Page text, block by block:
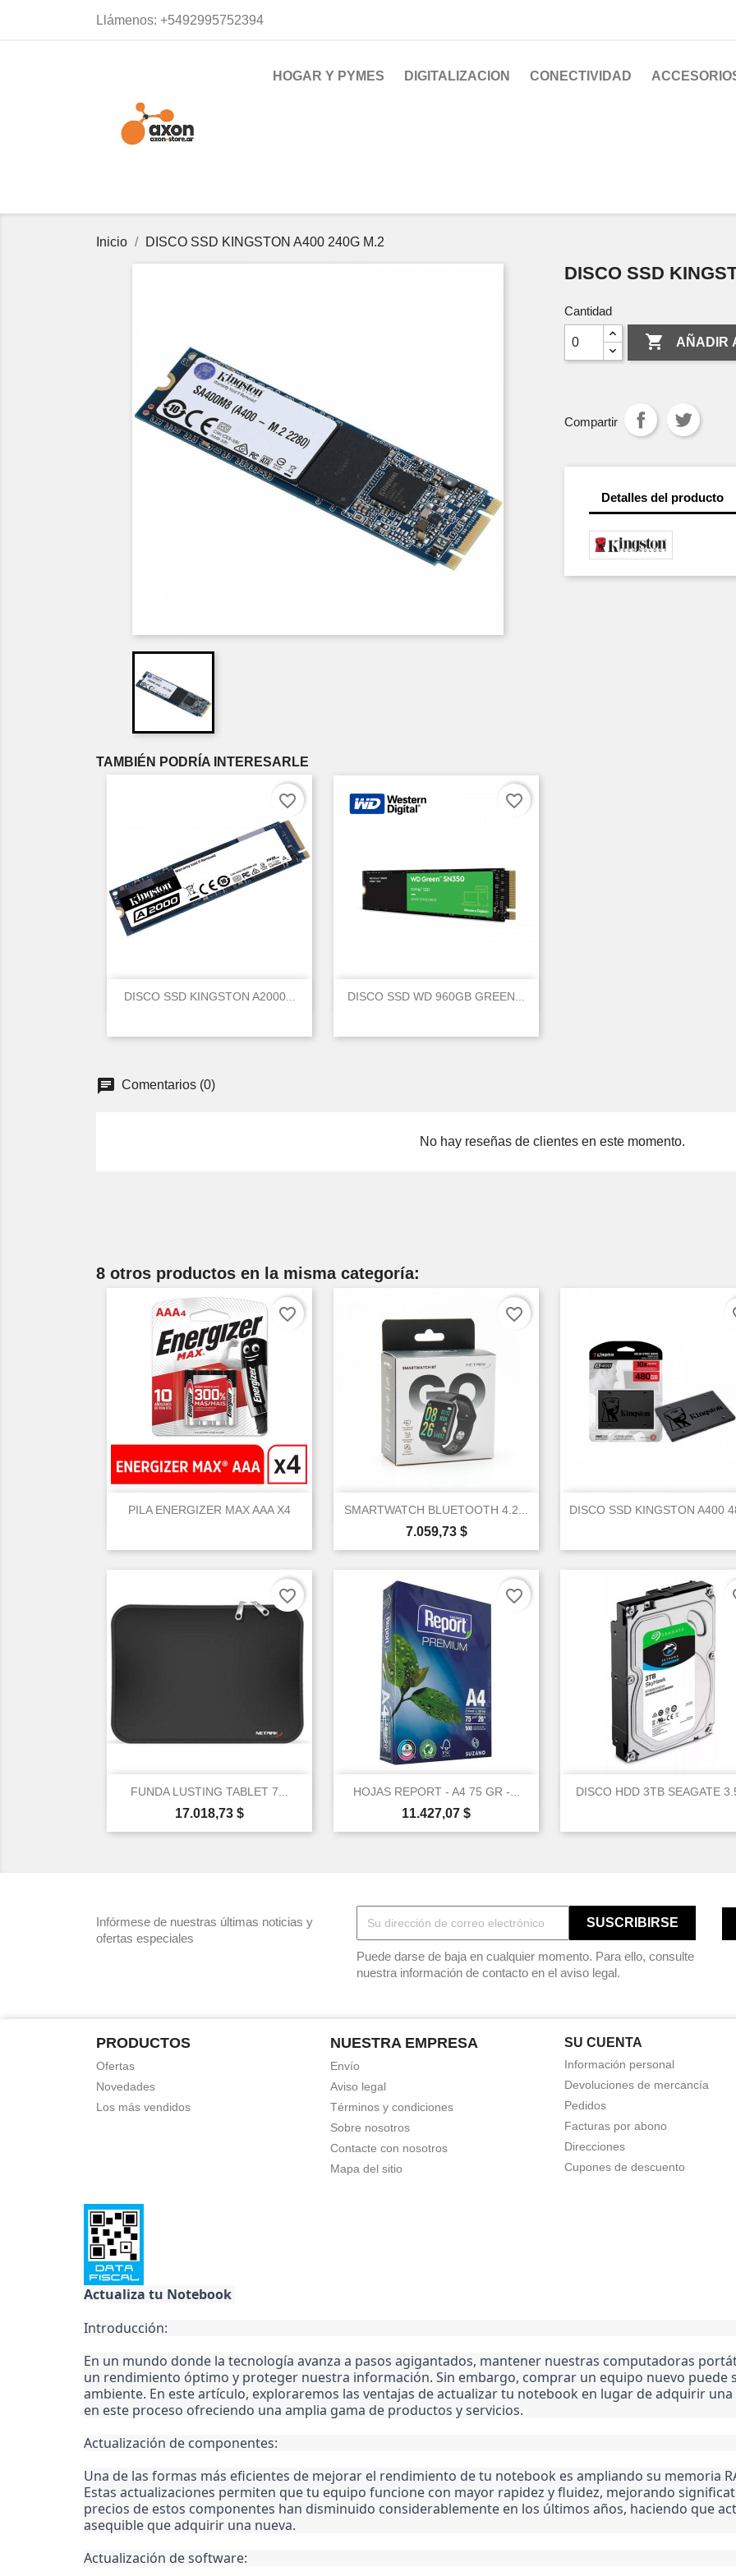
Llámenos: +5492995752394
HOGAR Y PYMES DIGITALIZACION CONECTIVIDAD
Inicio DISCO SSD KINGSTON A400 240G M.2
DISCO SSD
Cantidad
 AÑADIR
Compartir
Detalles del producto
TAMBIÉN PODRÍA INTERESARLE
DISCO SSD KINGSTON A2000...
Vista rápida
favorite_border
DISCO SSD WD 960GB GREEN...
Vista rápida
favorite_border
Comentarios (0)
No hay reseñas de clientes en este momento.
8 otros productos en la misma categoría:
PILA ENERGIZER MAX AAA X4
Vista rápida
favorite_border
SMARTWATCH BLUETOOTH 4.2...
Precio
7.059,73 $
Vista rápida
favorite_border
DISCO SSD KINGSTON A400
Vista rápida
FUNDA LUSTING TABLET 7...
Precio
17.018,73 $
Vista rápida
favorite_border
HOJAS REPORT - A4 75 GR -...
Precio
11.427,07 $
Vista rápida
favorite_border
DISCO HDD 3TB SEAGATE
Vista rápida
Infórmese de nuestras últimas noticias y
ofertas especiales
Puede darse de baja en cualquier momento. Para ello, consulte
nuestra información de contacto en el aviso legal.
PRODUCTOS
Ofertas
Novedades
Los más vendidos
NUESTRA EMPRESA
Envío
Aviso legal
Términos y condiciones
Sobre nosotros
Contacte con nosotros
Mapa del sitio
SU CUENTA
Información personal
Devoluciones de mercancía
Pedidos
Facturas por abono
Direcciones
Cupones de descuento
Create wishlist
Wishlist name
Actualiza tu Notebook
Introducción:
En un mundo donde la tecnología avanza a pasos agigantados, mantener nuestras computadoras
un rendimiento óptimo y proteger nuestra información. Sin embargo, comprar un equipo nuevo puede
ambiente. En este artículo, exploraremos las ventajas de actualizar tu notebook en lugar de adquirir una
en este proceso ofreciendo una amplia gama de productos y servicios.
Actualización de componentes:
Una de las formas más eficientes de mejorar el rendimiento de tu notebook es ampliando su memoria
Estas actualizaciones permiten que tu equipo funcione con mayor rapidez y fluidez, mejorando
precios de estos componentes han disminuido considerablemente en los últimos años, haciendo que
asequible que adquirir una nueva.
Actualización de software: